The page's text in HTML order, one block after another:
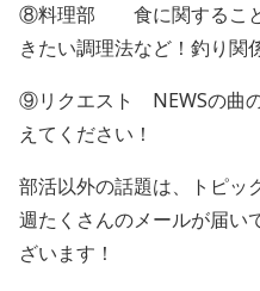
⑧料理部 食に関すること
きたい調理法など！釣り関
⑨リクエスト NEWSの曲
えてください！
部活以外の話題は、トピッ
週たくさんのメールが届い
ざいます！